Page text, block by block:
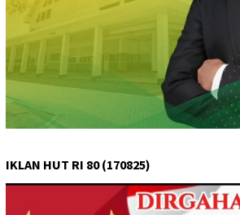
IKLAN HUT RI 80 (170825)